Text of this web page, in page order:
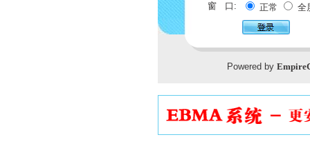
窗 口:
正常 全
Powered by